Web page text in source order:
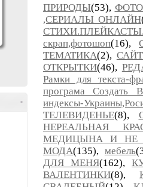
-
ПРИРОДЫ(53),
,СЕРИАЛЫ ОНЛАЙН
скрап,фотошоп(16),
ТЕМАТИКА(2),
ОТКРЫТКИ(46),
Рамки для текста-
програма Создать
индексы-
ТЕЛЕВИДЕНЬЕ(8),
НЕРЕАЛЬНАЯ
МЕДИЦЫНА И НЕ
МОДА(135), мебель
ДЛЯ МЕНЯ(162),
ВАЛЕНТИНКИ(8),